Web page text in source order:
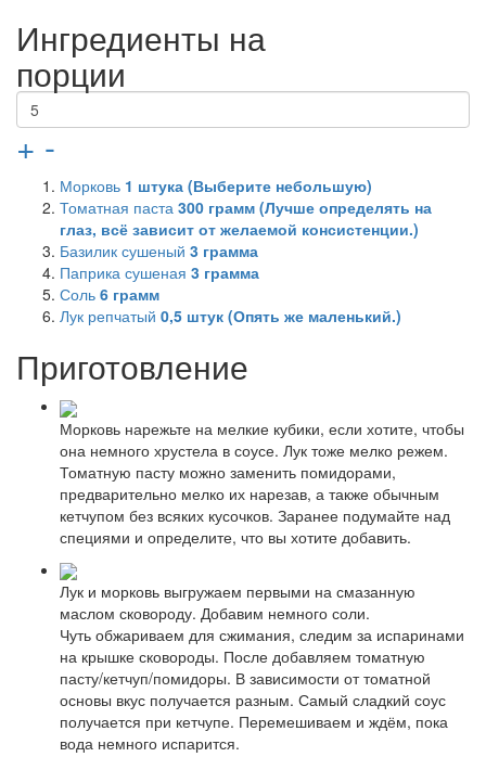
Ингредиенты на
порции
+ -
Морковь 1 штука (Выберите небольшую)
Томатная паста 300 грамм (Лучше определять на
глаз, всё зависит от желаемой консистенции.)
Базилик сушеный 3 грамма
Паприка сушеная 3 грамма
Соль 6 грамм
Лук репчатый 0,5 штук (Опять же маленький.)
Приготовление
Морковь нарежьте на мелкие кубики, если хотите, чтобы
она немного хрустела в соусе. Лук тоже мелко режем.
Томатную пасту можно заменить помидорами,
предварительно мелко их нарезав, а также обычным
кетчупом без всяких кусочков. Заранее подумайте над
специями и определите, что вы хотите добавить.
Лук и морковь выгружаем первыми на смазанную
маслом сковороду. Добавим немного соли.
Чуть обжариваем для сжимания, следим за испаринами
на крышке сковороды. После добавляем томатную
пасту/кетчуп/помидоры. В зависимости от томатной
основы вкус получается разным. Самый сладкий соус
получается при кетчупе. Перемешиваем и ждём, пока
вода немного испарится.